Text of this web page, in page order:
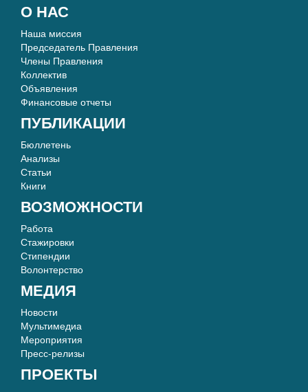
О НАС
Наша миссия
Председатель Правления
Члены Правления
Коллектив
Объявления
Финансовые отчеты
ПУБЛИКАЦИИ
Бюллетень
Анализы
Статьи
Книги
ВОЗМОЖНОСТИ
Работа
Стажировки
Стипендии
Волонтерство
МЕДИЯ
Новости
Мультимедиа
Мероприятия
Пресс-релизы
ПРОЕКТЫ